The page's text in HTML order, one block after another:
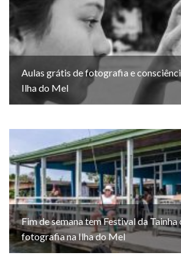
Aulas grátis de fotografia e
Ilha do Mel
Fim de semana tem Festival da Tainha
fotografia na Ilha do Mel